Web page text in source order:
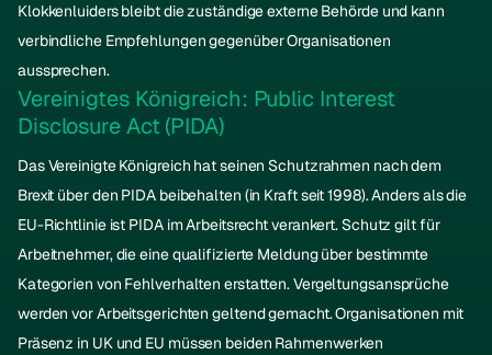
Klokkenluiders bleibt die zuständige externe Behörde und kann
verbindliche Empfehlungen gegenüber Organisationen
aussprechen.
Vereinigtes Königreich: Public Interest
Disclosure Act (PIDA)
Das Vereinigte Königreich hat seinen Schutzrahmen nach dem
Brexit über den PIDA beibehalten (in Kraft seit 1998). Anders als die
EU-Richtlinie ist PIDA im Arbeitsrecht verankert. Schutz gilt für
Arbeitnehmer, die eine qualifizierte Meldung über bestimmte
Kategorien von Fehlverhalten erstatten. Vergeltungsansprüche
werden vor Arbeitsgerichten geltend gemacht. Organisationen mit
Präsenz in UK und EU müssen beiden Rahmenwerken